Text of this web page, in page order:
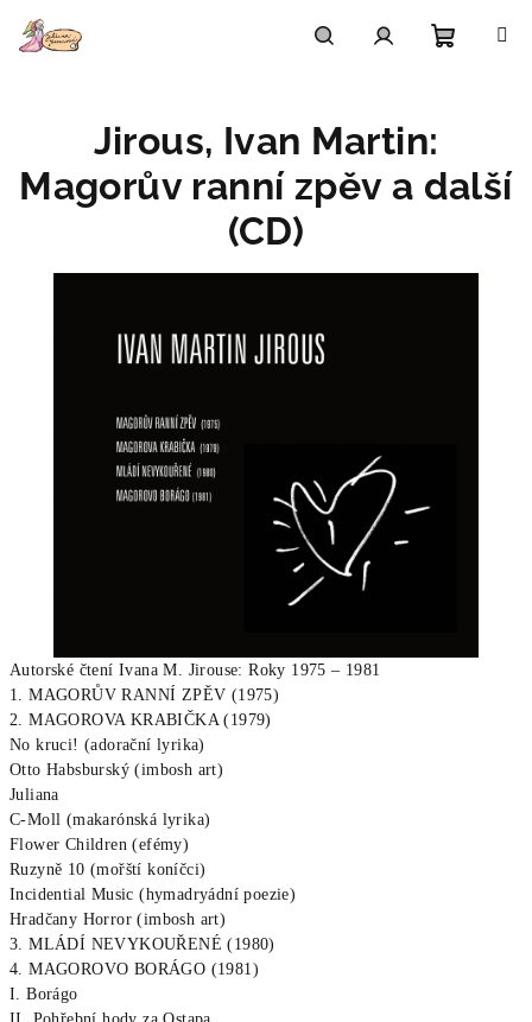
obsah
Autorské čtení Ivana M. Jirouse: Roky 1975 – 1981
1. MAGORŮV RANNÍ ZPĚV (1975)
2. MAGOROVA KRABIČKA (1979)
No kruci! (adorační lyrika)
Otto Habsburský (imbosh art)
Juliana
C-Moll (makarónská lyrika)
Flower Children (efémy)
Ruzyně 10 (mořští koníčci)
Incidential Music (hymadryádní poezie)
Hradčany Horror (imbosh art)
3. MLÁDÍ NEVYKOUŘENÉ (1980)
4. MAGOROVO BORÁGO (1981)
I. Borágo
Jirous, Ivan Martin:
Magorův ranní zpěv a další
(CD)